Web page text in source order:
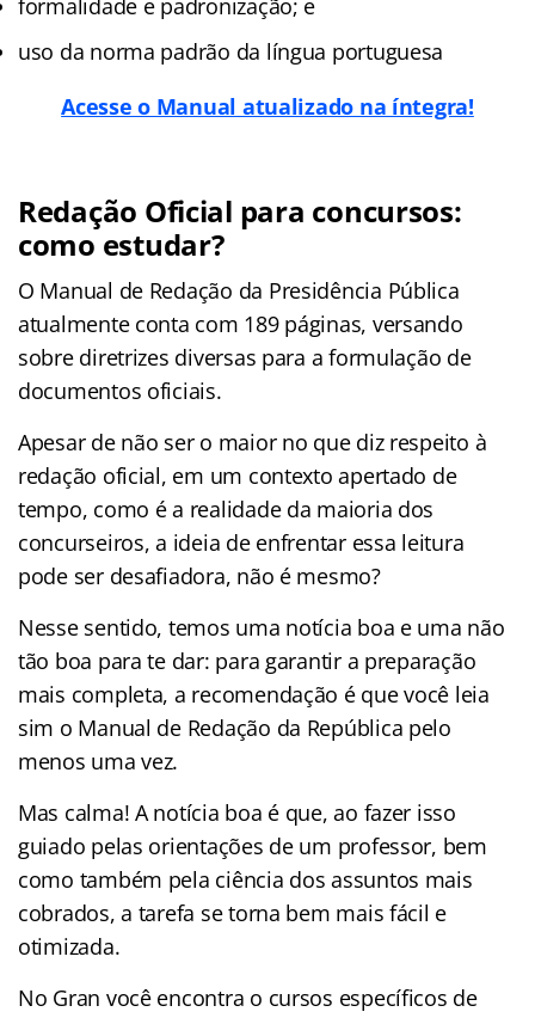
uso da norma padrão da língua portuguesa
Acesse o Manual atualizado na íntegra!
Redação Oficial para concursos:
como estudar?
O Manual de Redação da Presidência Pública
atualmente conta com 189 páginas, versando
sobre diretrizes diversas para a formulação de
documentos oficiais.
Apesar de não ser o maior no que diz respeito à
redação oficial, em um contexto apertado de
tempo, como é a realidade da maioria dos
concurseiros, a ideia de enfrentar essa leitura
pode ser desafiadora, não é mesmo?
Nesse sentido, temos uma notícia boa e uma não
tão boa para te dar: para garantir a preparação
mais completa, a recomendação é que você leia
sim o Manual de Redação da República pelo
menos uma vez.
Mas calma! A notícia boa é que, ao fazer isso
guiado pelas orientações de um professor, bem
como também pela ciência dos assuntos mais
cobrados, a tarefa se torna bem mais fácil e
otimizada.
No Gran você encontra o cursos específicos de